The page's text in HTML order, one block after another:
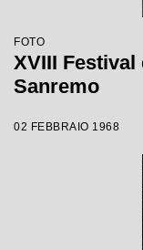
FOTO
XVIII
Sanremo
02 FEBBRAIO 1968